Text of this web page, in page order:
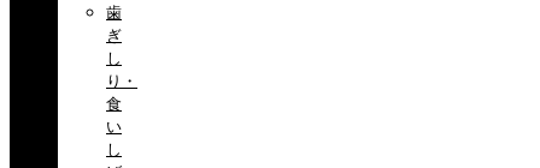
歯
ぎ
し
り・
食
い
し